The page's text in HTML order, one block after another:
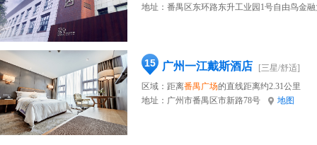
地址： 番禺区东环路东升工业园1号自由鸟金
15 广州一江戴斯酒店
[三星/舒适]
区域：距离番禺广场的直线距离约2.31公里
地址： 广州市番禺区市新路78号 地图